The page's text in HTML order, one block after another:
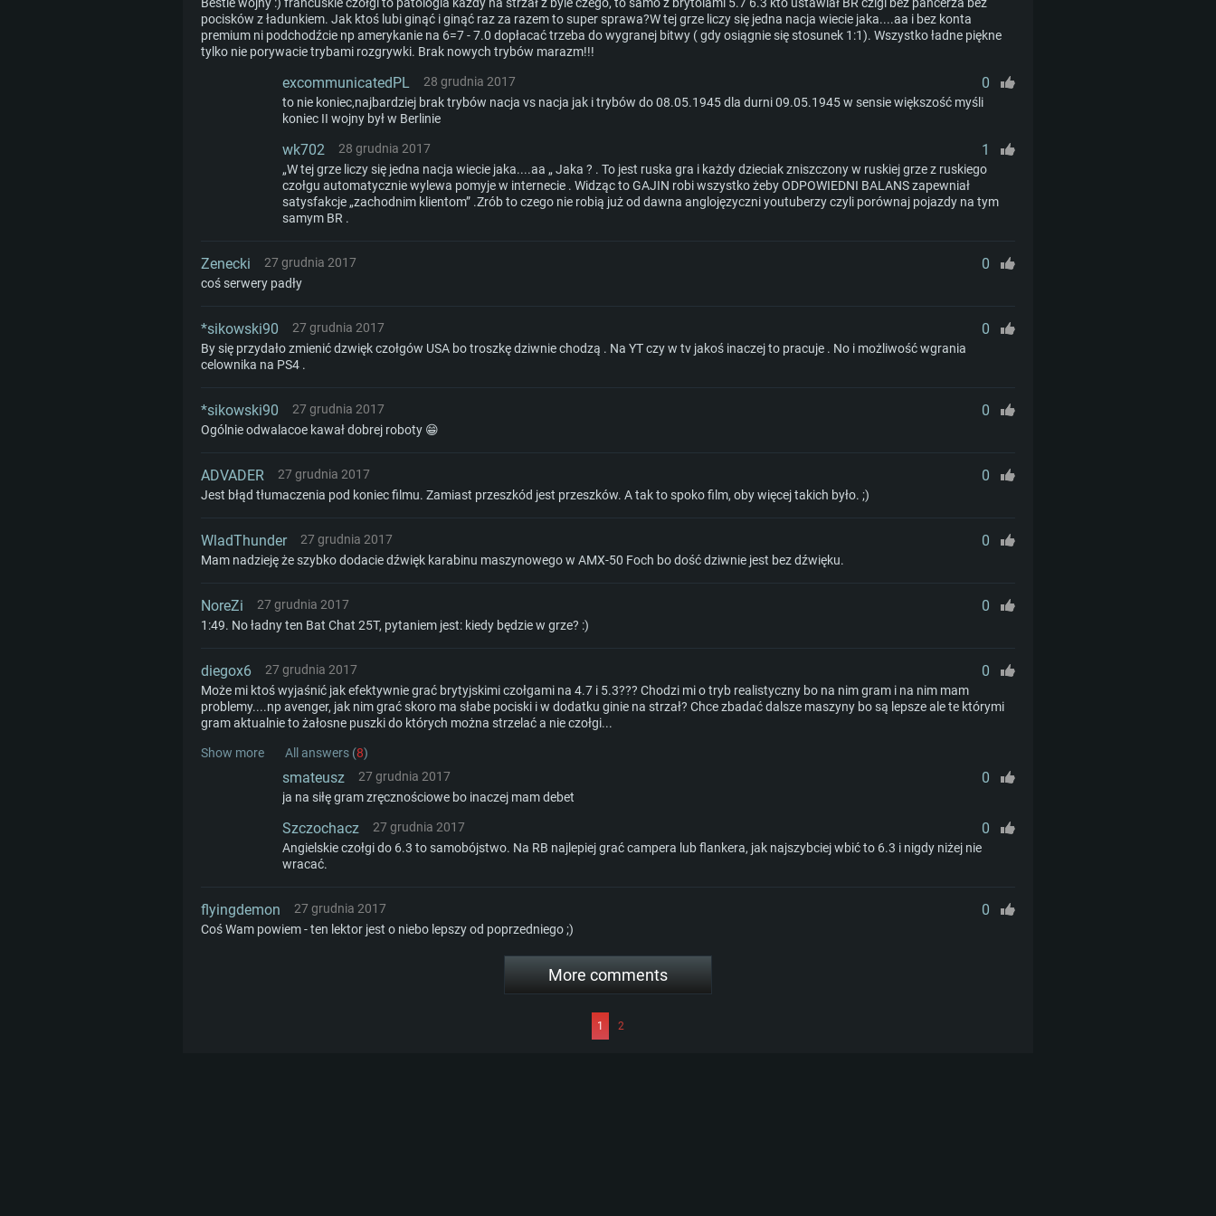
Dysk twardy: 22.1 GB (minimalny klient) Dysk twardy: 62.2 GB (pełny klient)
Połączenie sieciowe: Internet szerokopasmowy
Dysk twardy: 22.1 GB (minimalny klient)
Połączenie sieciowe: Internet szerokopasmowy
Dysk twardy: 22.1 GB (minimalny klient)
Dysk twardy: 62.2 GB (pełny klient)
pocisków z ładunkiem. Jak ktoś lubi ginąć i ginąć raz za razem to super sprawa?W tej grze liczy się jedna nacja wiecie jaka....aa i bez konta
premium ni podchodźcie np amerykanie na 6=7 - 7.0 dopłacać trzeba do wygranej bitwy ( gdy osiągnie się stosunek 1:1). Wszystko ładne piękne
tylko nie porywacie trybami rozgrywki. Brak nowych trybów marazm!!!
excommunicatedPL 28 grudnia 2017 0
to nie koniec,najbardziej brak trybów nacja vs nacja jak i trybów do 08.05.1945 dla durni 09.05.1945 w sensie większość myśli
koniec II wojny był w Berlinie
wk702 28 grudnia 2017 1
„W tej grze liczy się jedna nacja wiecie jaka....aa „ Jaka ? . To jest ruska gra i każdy dzieciak zniszczony w ruskiej grze z ruskiego
czołgu automatycznie wylewa pomyje w internecie . Widząc to GAJIN robi wszystko żeby ODPOWIEDNI BALANS zapewniał
satysfakcje „zachodnim klientom” .Zrób to czego nie robią już od dawna anglojęzyczni youtuberzy czyli porównaj pojazdy na tym
samym BR .
Zenecki 27 grudnia 2017 0
coś serwery padły
*sikowski90 27 grudnia 2017 0
By się przydało zmienić dzwięk czołgów USA bo troszkę dziwnie chodzą . Na YT czy w tv jakoś inaczej to pracuje . No i możliwość wgrania
celownika na PS4 .
*sikowski90 27 grudnia 2017 0
Ogólnie odwalacoe kawał dobrej roboty 😁
ADVADER 27 grudnia 2017 0
Jest błąd tłumaczenia pod koniec filmu. Zamiast przeszkód jest przeszków. A tak to spoko film, oby więcej takich było. ;)
WladThunder 27 grudnia 2017 0
Mam nadzieję że szybko dodacie dźwięk karabinu maszynowego w AMX-50 Foch bo dość dziwnie jest bez dźwięku.
NoreZi 27 grudnia 2017 0
1:49. No ładny ten Bat Chat 25T, pytaniem jest: kiedy będzie w grze? :)
diegox6 27 grudnia 2017 0
Może mi ktoś wyjaśnić jak efektywnie grać brytyjskimi czołgami na 4.7 i 5.3??? Chodzi mi o tryb realistyczny bo na nim gram i na nim mam
problemy....np avenger, jak nim grać skoro ma słabe pociski i w dodatku ginie na strzał? Chce zbadać dalsze maszyny bo są lepsze ale te którymi
gram aktualnie to żałosne puszki do których można strzelać a nie czołgi...
Show more All answers (8)
smateusz 27 grudnia 2017 0
ja na siłę gram zręcznościowe bo inaczej mam debet
Szczochacz 27 grudnia 2017 0
Angielskie czołgi do 6.3 to samobójstwo. Na RB najlepiej grać campera lub flankera, jak najszybciej wbić to 6.3 i nigdy niżej nie
wracać.
flyingdemon 27 grudnia 2017 0
Coś Wam powiem - ten lektor jest o niebo lepszy od poprzedniego ;)
More comments
1 2